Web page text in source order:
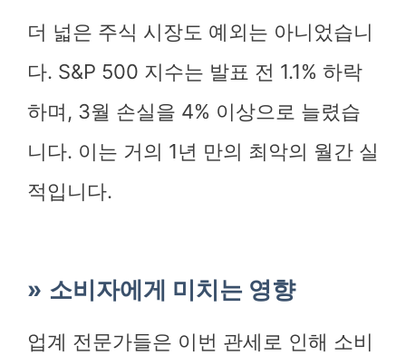
더 넓은 주식 시장도 예외는 아니었습니
다. S&P 500 지수는 발표 전 1.1% 하락
하며, 3월 손실을 4% 이상으로 늘렸습
니다. 이는 거의 1년 만의 최악의 월간 실
적입니다.
소비자에게 미치는 영향
업계 전문가들은 이번 관세로 인해 소비